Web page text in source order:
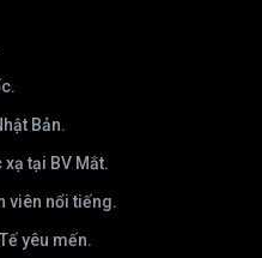
Bản.
tại BV Mắt.
viên nổi tiếng.
yêu mến.